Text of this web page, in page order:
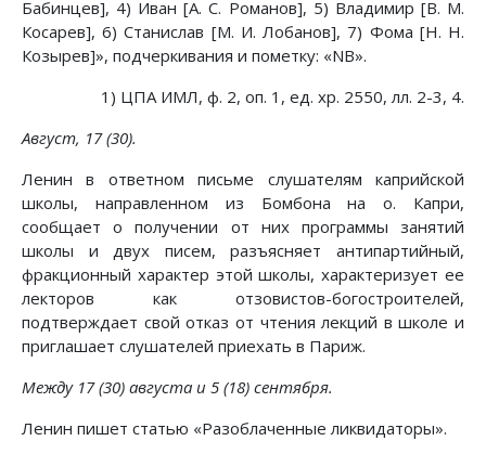
Бабинцев], 4) Иван [А. С. Романов], 5) Владимир [В. М.
Косарев], 6) Станислав [М. И. Лобанов], 7) Фома [Н. Н.
Козырев]», подчеркивания и пометку: «NB».
1) ЦПА ИМЛ, ф. 2, оп. 1, ед. хр. 2550, лл. 2-3, 4.
Август, 17 (30).
Ленин в ответном письме слушателям каприйской
школы, направленном из Бомбона на о. Капри,
сообщает о получении от них программы занятий
школы и двух писем, разъясняет антипартийный,
фракционный характер этой школы, характеризует ее
лекторов как отзовистов-богостроителей,
подтверждает свой отказ от чтения лекций в школе и
приглашает слушателей приехать в Париж.
Между 17 (30) августа и 5 (18) сентября.
Ленин пишет статью «Разоблаченные ликвидаторы».